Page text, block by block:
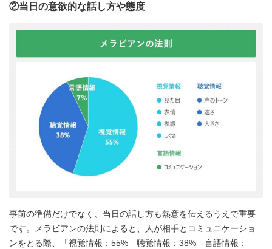
②当日の意欲的な話し方や態度
事前の準備だけでなく、当日の話し方も熱意を伝えるうえで重要
です。メラビアンの法則によると、人が相手とコミュニケーショ
ンをとる際、「視覚情報：55% 聴覚情報：38% 言語情報：